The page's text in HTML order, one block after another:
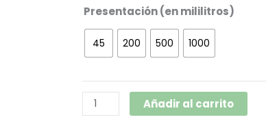
Presentación (en mililitros)
45 200 500 1000
F
Añadir al carrito